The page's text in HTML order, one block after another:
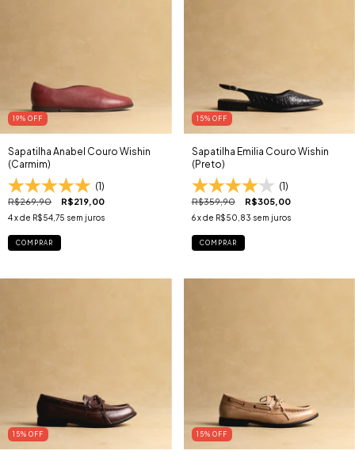
19% OFF
Sapatilha Anabel Couro Wishin
(Carmim)
(1)
R$269,90 R$219,00
4x de R$54,75 sem juros
COMPRAR
15% OFF
Sapatilha Emilia Couro Wishin
(Preto)
(1)
R$359,90 R$305,00
6 x de R$50,83 sem juros
COMPRAR
15% OFF 15% OFF